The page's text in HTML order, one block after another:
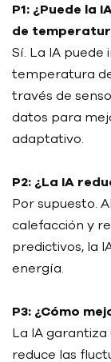
P1: ¿Puede la
de
Sí. La IA
temperatura
través de
datos para
adaptativo.
P2: ¿La IA
Por supuesto.
calefacción y
predictivos, la
energía.
P3: ¿Cómo
La IA
reduce las